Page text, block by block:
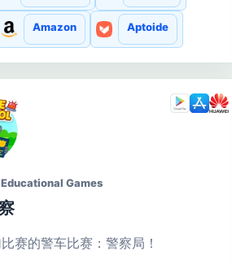
Amazon Aptoide
Educational Games
赛的警车比赛：警察局！